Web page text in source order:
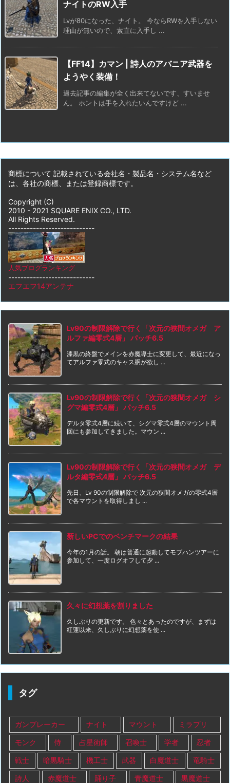
ナイトのRW入手
Lvが80になった、ナイト。 今ならRWを入手しない
理由が無いので、素直に入手し ...
【FF14】カマン | 詩人のアバニア武器を
ようやく装備！
過去記事の編集が全く出来てないです、すいませ
ん。 ホントは手を入れたいんですけど ...
商標について 記載されている会社名・製品名・システム名など
は、各社の商標、または登録商標です。
Copyright (C)
2010 - 2021 SQUARE ENIX CO., LTD.
All Rights Reserved.
----------------------------
人気ブログランキング
----------------------------
エフエフ14アンテナ
Lv90の制限解除で行く「次元の狭間オメガ ア
ルファ編零式4層」 パッチ6.5
漆黒の終盤でメインを赤魔導士に変更して、最近になっ
てアルファ零式のキャス胴が欲し ...
Lv90の制限解除で行く「次元の狭間オメガ シ
グマ編零式4層」 パッチ6.5
デルタ零式4層に続いて、シグマ零式4層のマウント周
回にも参加してきました。マウン ...
Lv90の制限解除で行く「次元の狭間オメガ デ
ルタ編零式4層」 パッチ6.5
先日、Lv 90の制限解除で 次元の狭間オメガの零式4層
で各マウントを取得しまし ...
新しいPCでのベンチマークの結果
今年の1月の話。 朝は普通に起動してモブハンツアーに
参加して、一度ログオフして夕 ...
久々に幻想薬を割りました
久しぶりの更新です。 色々とあったのですが、まずは
紅蓮以来、久しぶりに幻想薬を使 ...
タグ
ガンブレーカー ナイト マウント ミラプリ
モンク 侍 占星術師 召喚士 学者 忍者
戦士 暗黒騎士 機工士 武器 白魔道士 竜騎士
詩人 赤魔道士 踊り子 青魔道士 黒魔道士